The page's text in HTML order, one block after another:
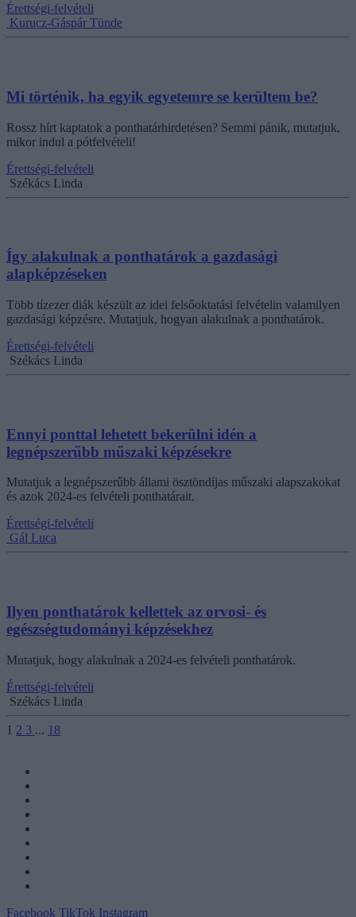
Érettségi-felvételi
Kurucz-Gáspár Tünde
Mi történik, ha egyik egyetemre se kerültem be?
Rossz hírt kaptatok a ponthatárhirdetésen? Semmi pánik, mutatjuk,
mikor indul a pótfelvételi!
Érettségi-felvételi
Székács Linda
Így alakulnak a ponthatárok a gazdasági
alapképzéseken
Több tízezer diák készült az idei felsőoktatási felvételin valamilyen
gazdasági képzésre. Mutatjuk, hogyan alakulnak a ponthatárok.
Érettségi-felvételi
Székács Linda
Ennyi ponttal lehetett bekerülni idén a
legnépszerűbb műszaki képzésekre
Mutatjuk a legnépszerűbb állami ösztöndíjas műszaki alapszakokat
és azok 2024-es felvételi ponthatárait.
Érettségi-felvételi
Gál Luca
Ilyen ponthatárok kellettek az orvosi- és
egészségtudományi képzésekhez
Mutatjuk, hogy alakulnak a 2024-es felvételi ponthatárok.
Érettségi-felvételi
Székács Linda
1 2 3 ... 18
Facebook TikTok Instagram